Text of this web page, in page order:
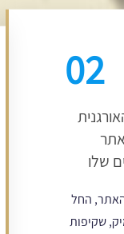
02
שלו
החל
שקיפות